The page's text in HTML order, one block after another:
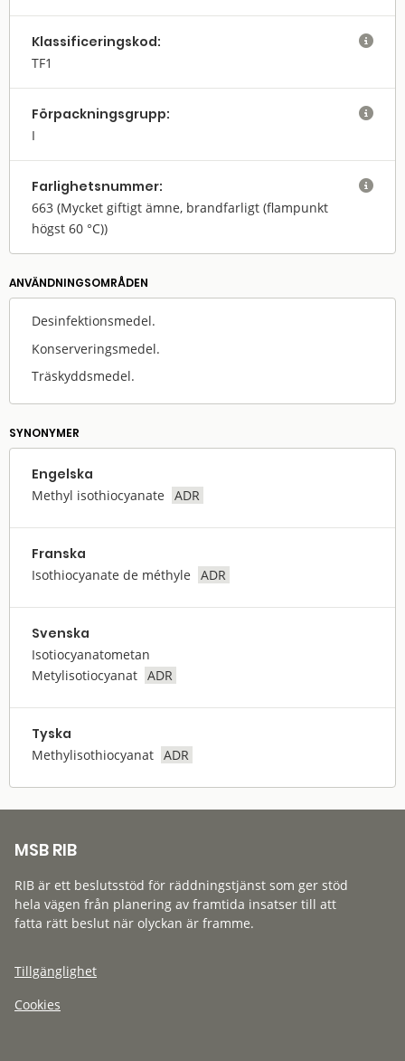
Klassifi­cerings­kod:
TF1

Förpack­nings­grupp:
I

Farlighets­nummer:
663 (Mycket giftigt ämne, brandfarligt (flampunkt
högst 60 °C))

ANVÄNDNINGS­OMRÅDEN
Desinfektionsmedel.
Konserveringsmedel.
Träskyddsmedel.
SYNONYMER
Engelska
Methyl isothiocyanate ADR
Franska
Isothiocyanate de méthyle ADR
Svenska
Isotiocyanatometan
Metylisotiocyanat ADR
Tyska
Methylisothiocyanat ADR
MSB RIB
RIB är ett beslutsstöd för räddningstjänst som ger stöd
hela vägen från planering av framtida insatser till att
fatta rätt beslut när olyckan är framme.
Tillgänglighet
Cookies